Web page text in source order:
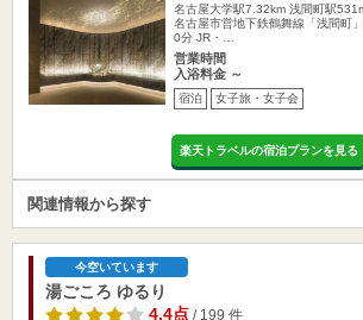
名古屋大学駅7.32km 浅間町駅
名古屋市営地下鉄鶴舞線「浅間町
0分 JR・…
営業時間
入浴料金 ～
宿泊 女子旅・女子会
楽天トラベルの宿泊プランを見る
関連情報から探す
今空いています
湯ごころ ゆるり
4.4点/ 199 件